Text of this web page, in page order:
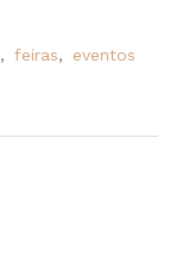
, feiras, eventos